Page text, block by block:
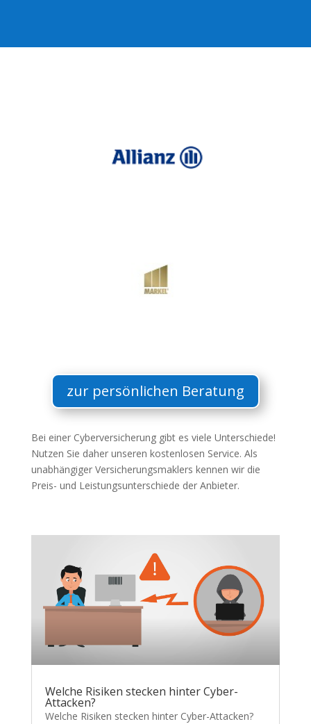
zur persönlichen Beratung
Bei einer Cyberversicherung gibt es viele Unterschiede!
Nutzen Sie daher unseren kostenlosen Service. Als
unabhängiger Versicherungsmaklers kennen wir die
Preis- und Leistungsunterschiede der Anbieter.
Welche Risiken stecken hinter Cyber-
Attacken?
Welche Risiken stecken hinter Cyber-Attacken?